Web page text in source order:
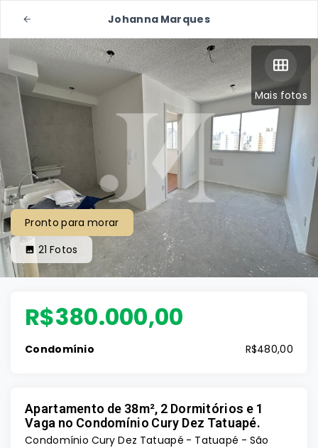
Johanna Marques
Mais fotos
Pronto para morar
21 Fotos
R$380.000,00
Condomínio R$480,00
Apartamento de 38m², 2 Dormitórios e 1
Vaga no Condomínio Cury Dez Tatuapé.
Condomínio Cury Dez Tatuapé - Tatuapé - São